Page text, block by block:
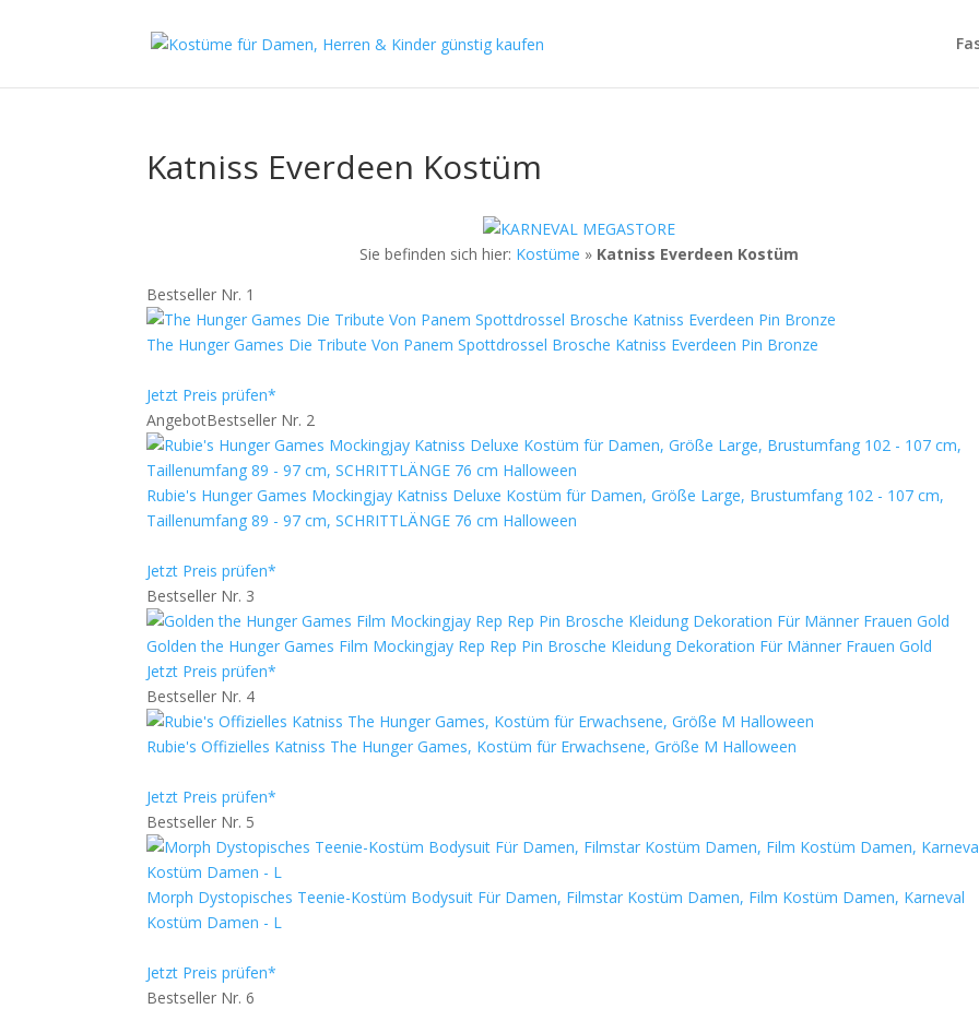
Katniss Everdeen Kostüm
Sie befinden sich hier: Kostüme » Katniss Everdeen Kostüm
Bestseller Nr. 1
The Hunger Games Die Tribute Von Panem Spottdrossel Brosche Katniss Everdeen Pin Bronze
Jetzt Preis prüfen*
AngebotBestseller Nr. 2
Rubie's Hunger Games Mockingjay Katniss Deluxe Kostüm für Damen, Größe Large, Brustumfang 102 - 107 cm,
Taillenumfang 89 - 97 cm, SCHRITTLÄNGE 76 cm Halloween
Jetzt Preis prüfen*
Bestseller Nr. 3
Golden the Hunger Games Film Mockingjay Rep Rep Pin Brosche Kleidung Dekoration Für Männer Frauen Gold
Jetzt Preis prüfen*
Bestseller Nr. 4
Rubie's Offizielles Katniss The Hunger Games, Kostüm für Erwachsene, Größe M Halloween
Jetzt Preis prüfen*
Bestseller Nr. 5
Morph Dystopisches Teenie-Kostüm Bodysuit Für Damen, Filmstar Kostüm Damen, Film Kostüm Damen, Karneval
Kostüm Damen - L
Jetzt Preis prüfen*
Bestseller Nr. 6